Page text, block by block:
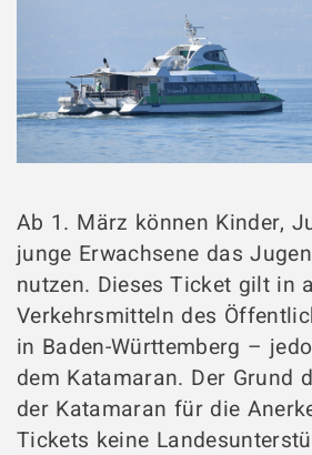
Ab 1. März können Kinder,
junge Erwachsene das
nutzen. Dieses Ticket gilt in
Verkehrsmitteln des
in Baden-Württemberg –
dem Katamaran. Der Grund
der Katamaran für die
Tickets keine